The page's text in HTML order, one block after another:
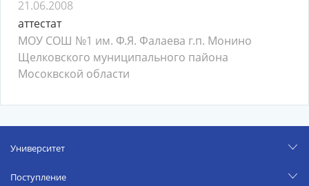
21.06.2008
аттестат
МОУ СОШ №1 им. Ф.Я. Фалаева г.п. Монино
Щелковского муниципального пайона
Мосоквской области
Университет
Поступление